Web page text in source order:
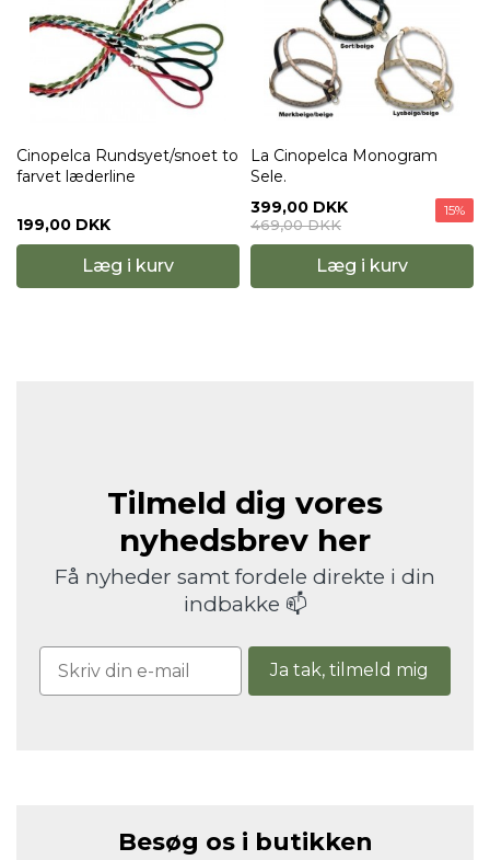
Cinopelca Rundsyet/snoet to
farvet læderline
199,00 DKK
Læg i kurv
La Cinopelca Monogram
Sele.
399,00 DKK
469,00 DKK
15%
Læg i kurv
Tilmeld dig vores
nyhedsbrev her
Få nyheder samt fordele direkte i din
indbakke 📫
Ja tak, tilmeld mig
Besøg os i butikken